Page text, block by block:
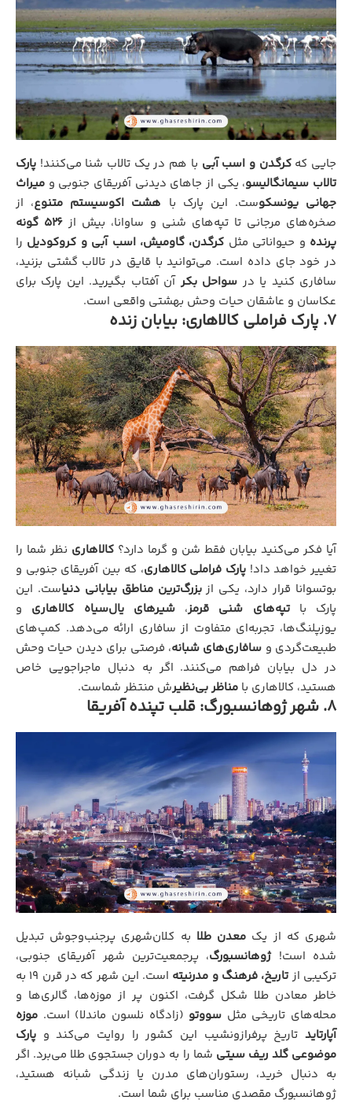
جایی کهکرگدن و اسب آبی با هم در یک تالاب شنا می‌کنند! پارک
تالاب سیمانگالیسو، یکی از جاهای دیدنی آفریقای جنوبی و میراث
جهانی یونسکوست. این پارک با هشت اکوسیستم متنوع، از
صخره‌های مرجانی تا تپه‌های شنی و ساوانا، بیش از
۵۲۶ گونه
پرنده و حیواناتی مثل کرگدن، گاومیش، اسب آبی و کروکودیل را
در خود جای داده است. می‌توانید با قایق در تالاب گشتی بزنید،
سافاری کنید یا در سواحل بکر آن آفتاب بگیرید. این پارک برای
عکاسان و عاشقان حیات وحش بهشتی واقعی است.
۷. پارک فراملی کالاهاری: بیابان زنده
آیا فکر می‌کنید بیابان فقط شن و گرما دارد؟ کالاهاری نظر شما را
تغییر خواهد داد!پارک فراملی کالاهاری، که بین آفریقای جنوبی و
بوتسوانا قرار دارد، یکی ازبزرگ‌ترین مناطق بیابانی دنیاست. این
پارک باتپه‌های شنی قرمز،شیرهای یال‌سیاه کالاهاری و
یوزپلنگ‌ها، تجربه‌ای متفاوت از سافاری ارائه می‌دهد. کمپ‌های
طبیعت‌گردی و سافاری‌های شبانه، فرصتی برای دیدن حیات وحش
در دل بیابان فراهم می‌کنند. اگر به دنبال ماجراجویی خاص
هستید، کالاهاری با مناظر بی‌نظیرش منتظر شماست.
۸. شهر ژوهانسبورگ: قلب تپنده آفریقا
شهری که از یک معدن طلا به کلان‌شهری پرجنب‌وجوش تبدیل
شده است!ژوهانسبورگ، پرجمعیت‌ترین شهر آفریقای جنوبی،
ترکیبی از تاریخ، فرهنگ و مدرنیته
است. این شهر که در قرن ۱۹ به
خاطر معادن طلا شکل گرفت، اکنون پر از موزه‌ها، گالری‌ها و
محله‌های تاریخی مثل سووتو (زادگاه نلسون ماندلا) است. موزه
آپارتاید تاریخ پرفرازونشیب این کشور را روایت می‌کند و پارک
موضوعی گلد ریف سیتی شما را به دوران جستجوی طلا می‌برد. اگر
به دنبال خرید، رستوران‌های مدرن یا زندگی شبانه هستید،
ژوهانسبورگ مقصدی مناسب برای شما است.